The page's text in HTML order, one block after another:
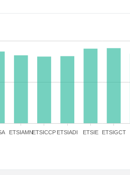
ETSIAMNETSICCP ETSIADI ETSIE ETSIGCT